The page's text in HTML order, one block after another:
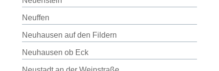
Neuffen
Neuhausen auf den Fildern
Neuhausen ob Eck